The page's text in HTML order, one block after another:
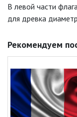
В левой части
для древка
Рекомендуем